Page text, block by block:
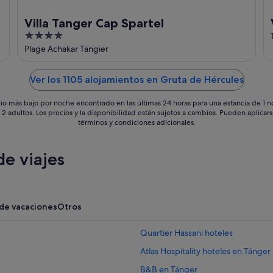
Villa Tanger Cap Spartel
4
out
Plage Achakar Tangier
Ver los 1105 alojamientos en Gruta de Hércules
más bajo por noche encontrado en las últimas 24 horas para una estancia de 1
2 adultos. Los precios y la disponibilidad están sujetos a cambios. Pueden
términos y condiciones adicionales.
viajes
vacacionesOtros
Quartier Hassani hoteles
Atlas Hospitality hoteles en Tánger
B&B en Tánger